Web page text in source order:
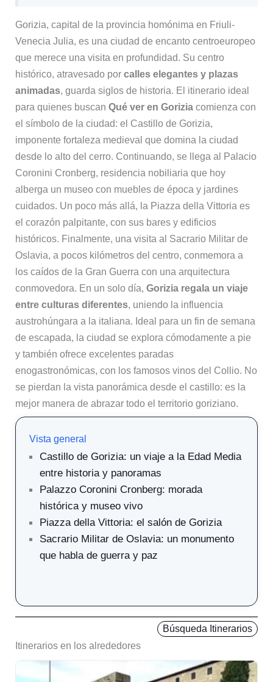
Gorizia, capital de la provincia homónima en Friuli-
Venecia Julia, es una ciudad de encanto centroeuropeo
que merece una visita en profundidad. Su centro
histórico, atravesado por calles elegantes y plazas
animadas, guarda siglos de historia. El itinerario ideal
para quienes buscan Qué ver en Goriziacomienza con
el símbolo de la ciudad: el Castillo de Gorizia,
imponente fortaleza medieval que domina la ciudad
desde lo alto del cerro. Continuando, se llega al Palacio
Coronini Cronberg, residencia nobiliaria que hoy
alberga un museo con muebles de época y jardines
cuidados. Un poco más allá, la Piazza della Vittoria es
el corazón palpitante, con sus bares y edificios
históricos. Finalmente, una visita al Sacrario Militar de
Oslavia, a pocos kilómetros del centro, conmemora a
los caídos de la Gran Guerra con una arquitectura
conmovedora. En un solo día, Gorizia regala un viaje
entre culturas diferentes, uniendo la influencia
austrohúngara a la italiana. Ideal para un fin de semana
de escapada, la ciudad se explora cómodamente a pie
y también ofrece excelentes paradas
enogastronómicas, con los famosos vinos del Collio. No
se pierdan la vista panorámica desde el castillo: es la
mejor manera de abrazar todo el territorio goriziano.
Vista general
Castillo de Gorizia: un viaje a la Edad Media
entre historia y panoramas
Palazzo Coronini Cronberg: morada
histórica y museo vivo
Piazza della Vittoria: el salón de Gorizia
Sacrario Militar de Oslavia: un monumento
que habla de guerra y paz
Itinerarios en los alrededores
Búsqueda Itinerarios